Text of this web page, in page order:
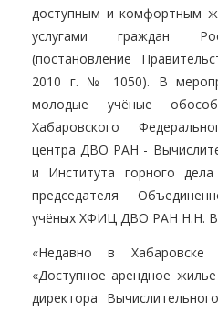
доступным и комфортным
услугами граждан
(постановление
2010 г. № 1050). В
молодые учёные
Хабаровского
центра ДВО РАН -
и Института горного
председателя
учёных ХФИЦ ДВО РАН Н.Н.
«Недавно в Хабаровске
«Доступное арендное
директора